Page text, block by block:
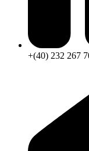
+(40) 232 267